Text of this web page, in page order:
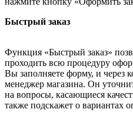
Быстрый заказ
Функция «Быстрый заказ»
проходить всю процедуру
Вы заполняете форму, и через
менеджер магазина. Он
на вопросы, касающиеся
также подскажет о вариантах